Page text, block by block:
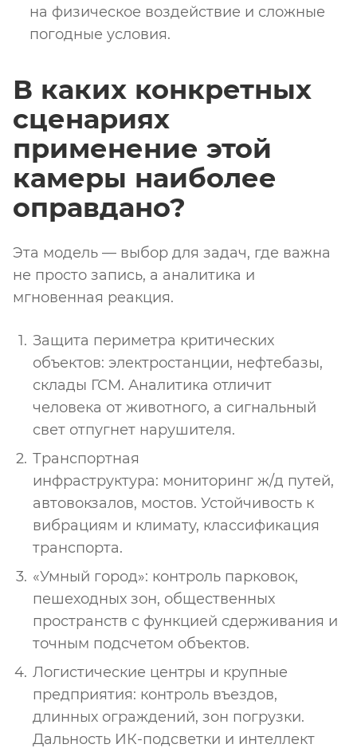
на физическое воздействие и сложные
погодные условия.
В каких конкретных
сценариях
применение этой
камеры наиболее
оправдано?
Эта модель — выбор для задач, где важна
не просто запись, а аналитика и
мгновенная реакция.
Защита периметра критических
объектов: электростанции, нефтебазы,
склады ГСМ. Аналитика отличит
человека от животного, а сигнальный
свет отпугнет нарушителя.
Транспортная
инфраструктура: мониторинг ж/д путей,
автовокзалов, мостов. Устойчивость к
вибрациям и климату, классификация
транспорта.
«Умный город»: контроль парковок,
пешеходных зон, общественных
пространств с функцией сдерживания и
точным подсчетом объектов.
Логистические центры и крупные
предприятия: контроль въездов,
длинных ограждений, зон погрузки.
Дальность ИК-подсветки и интеллект